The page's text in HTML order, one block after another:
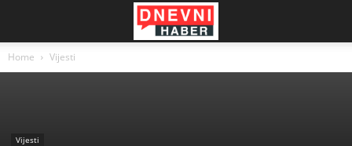
Home Vijesti
Vijesti